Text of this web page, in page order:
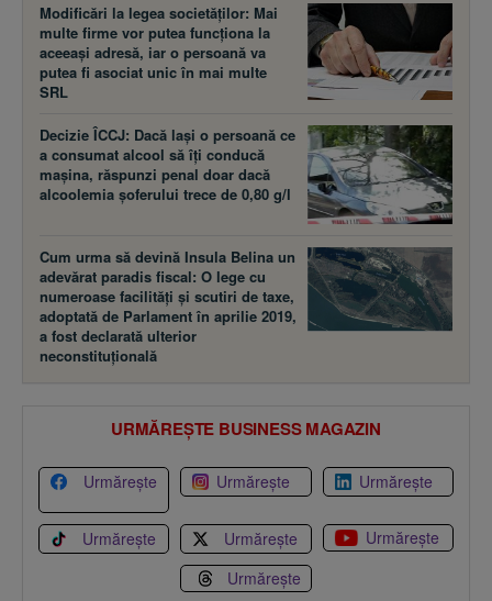
Modificări la legea societăţilor: Mai
multe firme vor putea funcţiona la
aceeaşi adresă, iar o persoană va
putea fi asociat unic în mai multe
SRL
Decizie ÎCCJ: Dacă laşi o persoană ce
a consumat alcool să îţi conducă
maşina, răspunzi penal doar dacă
alcoolemia şoferului trece de 0,80 g/l
Cum urma să devină Insula Belina un
adevărat paradis fiscal: O lege cu
numeroase facilităţi şi scutiri de taxe,
adoptată de Parlament în aprilie 2019,
a fost declarată ulterior
neconstituţională
URMĂREȘTE BUSINESS MAGAZIN
Urmărește Urmărește Urmărește
Urmărește Urmărește
Urmărește
Urmărește